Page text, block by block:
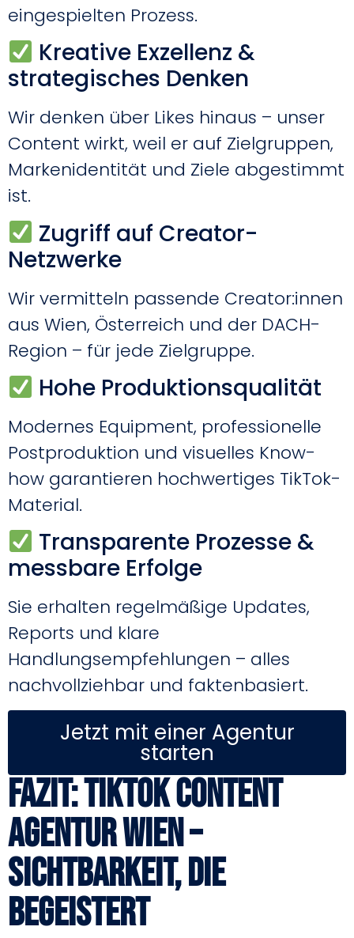
eingespielten Prozess.
Kreative Exzellenz &
strategisches Denken
Wir denken über Likes hinaus – unser
Content wirkt, weil er auf Zielgruppen,
Markenidentität und Ziele abgestimmt
ist.
Zugriff auf Creator-
Netzwerke
Wir vermitteln passende Creator:innen
aus Wien, Österreich und der DACH-
Region – für jede Zielgruppe.
Hohe Produktionsqualität
Modernes Equipment, professionelle
Postproduktion und visuelles Know-
how garantieren hochwertiges TikTok-
Material.
Transparente Prozesse &
messbare Erfolge
Sie erhalten regelmäßige Updates,
Reports und klare
Handlungsempfehlungen – alles
nachvollziehbar und faktenbasiert.
Jetzt mit einer Agentur
starten
Fazit: TikTok Content
Agentur Wien –
Sichtbarkeit, die
begeistert